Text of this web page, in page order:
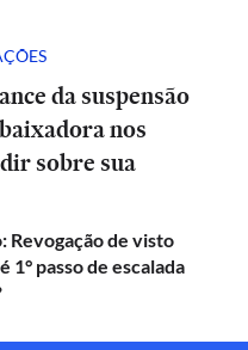
da suspensão
nos
sobre sua
Revogação de visto
1° passo de escalada